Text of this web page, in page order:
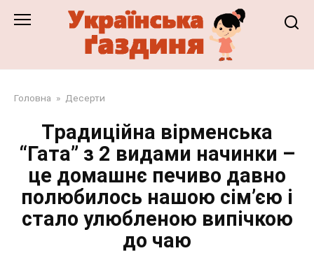
Головна » Десерти
Традиційна вірменська
“Гата” з 2 видами начинки –
це домашнє печиво давно
полюбилось нашою сім’єю і
стало улюбленою випічкою
до чаю